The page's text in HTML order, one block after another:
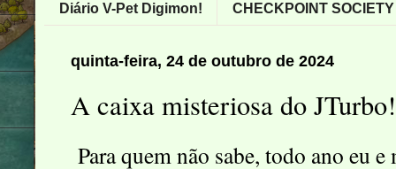
Diário V-Pet Digimon! CHECKPOINT SOCIETY
quinta-feira, 24 de outubro de 2024
A caixa misteriosa do
Para quem não sabe, todo ano eu